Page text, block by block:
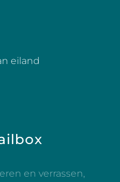
eiland
en verrassen,